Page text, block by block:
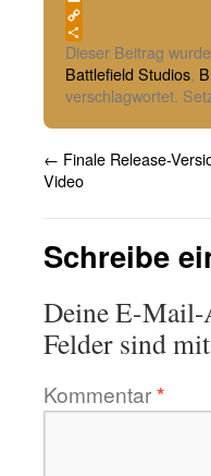
Email
Copy
Link
Teilen
Dieser Beitrag
Battlefield Studios,
verschlagwortet.
← Finale Release-
Video
Schreibe
Deine E-Mail-
Felder sind mit
Kommentar*